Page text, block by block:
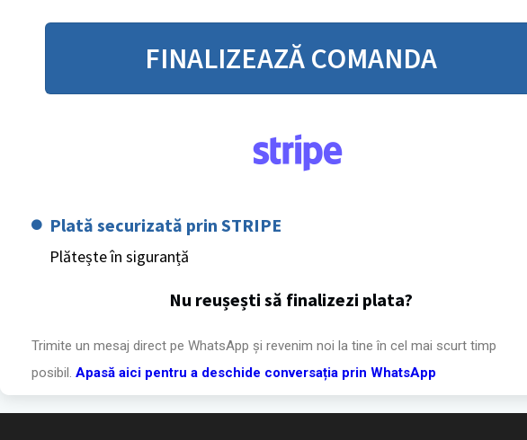
FINALIZEAZĂ COMANDA
Plată securizată prin STRIPE
Plătește în siguranță
Nu reușești să finalizezi plata?
Trimite un mesaj direct pe WhatsApp și revenim noi la tine în cel mai scurt timp
posibil. Apasă aici pentru a deschide conversația prin WhatsApp